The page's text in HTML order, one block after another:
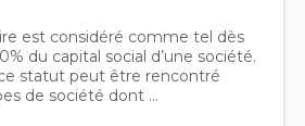
est considéré comme tel dès
du capital social d’une société.
statut peut être rencontré
de société dont ...